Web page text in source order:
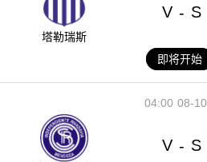
塔勒瑞斯
V - S
即将开始
08-10
04:00
V - S